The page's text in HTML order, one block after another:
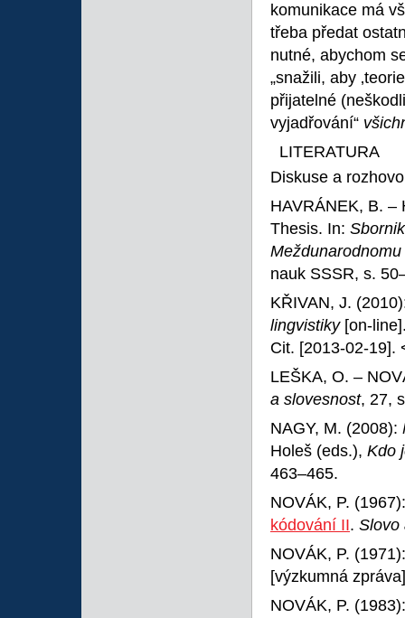
komunikace má
třeba předat
nutné, abychom
„snažili, aby
přijatelné
vyjadřování“
LITERATURA
Diskuse a
HAVRÁNEK, B. –
Thesis. In:
nauk SSSR, s.
KŘIVAN, J.
lingvistiky [on-
Cit. [2013-02-19].
LEŠKA, O. –
a slovesnost, 27,
NAGY, M. (2008):
Holeš (eds.), Kdo
463–465.
NOVÁK, P.
kódování II. Slovo
NOVÁK, P.
[výzkumná
NOVÁK, P.